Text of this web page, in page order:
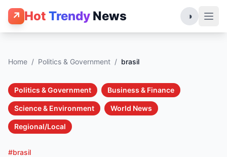
↗ Hot Trendy News ◑
Home / Politics & Government / brasil
Politics & Government Business & Finance
Science & Environment World News
Regional/Local
#brasil